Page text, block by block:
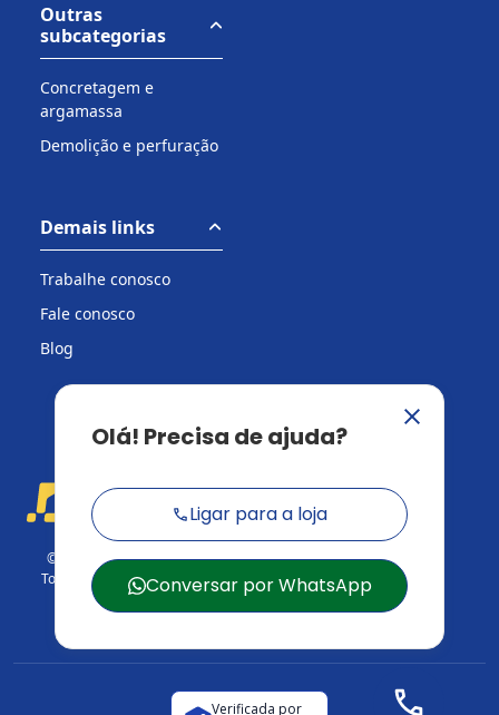
Outras
subcategorias
Concretagem e
argamassa
Demolição e perfuração
Demais links
Trabalhe conosco
Fale conosco
Blog
© 2026 Casa do Construtor.
Todos os direitos reservados.
CNPJ: 03.729.824/001-95
Verificada por